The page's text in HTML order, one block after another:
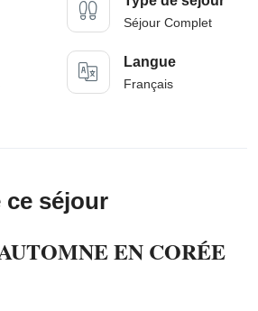
Séjour Complet
Langue
Français
séjour
EN CORÉE